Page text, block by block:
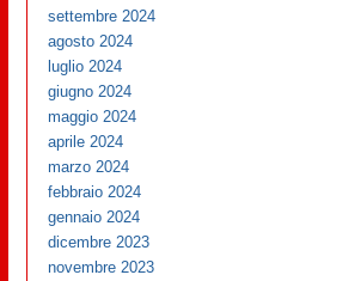
settembre 2024
agosto 2024
luglio 2024
giugno 2024
maggio 2024
aprile 2024
marzo 2024
febbraio 2024
gennaio 2024
dicembre 2023
novembre 2023